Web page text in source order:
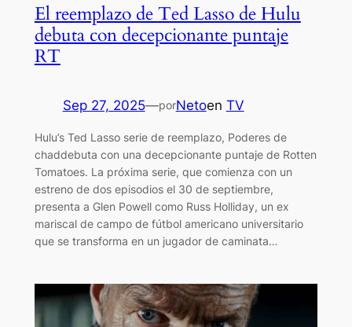
El reemplazo de Ted Lasso de Hulu
debuta con decepcionante puntaje
RT
Sep 27, 2025—porNetoen TV
Hulu’s Ted Lasso serie de reemplazo, Poderes de
chaddebuta con una decepcionante puntaje de Rotten
Tomatoes. La próxima serie, que comienza con un
estreno de dos episodios el 30 de septiembre,
presenta a Glen Powell como Russ Holliday, un ex
mariscal de campo de fútbol americano universitario
que se transforma en un jugador de caminata…